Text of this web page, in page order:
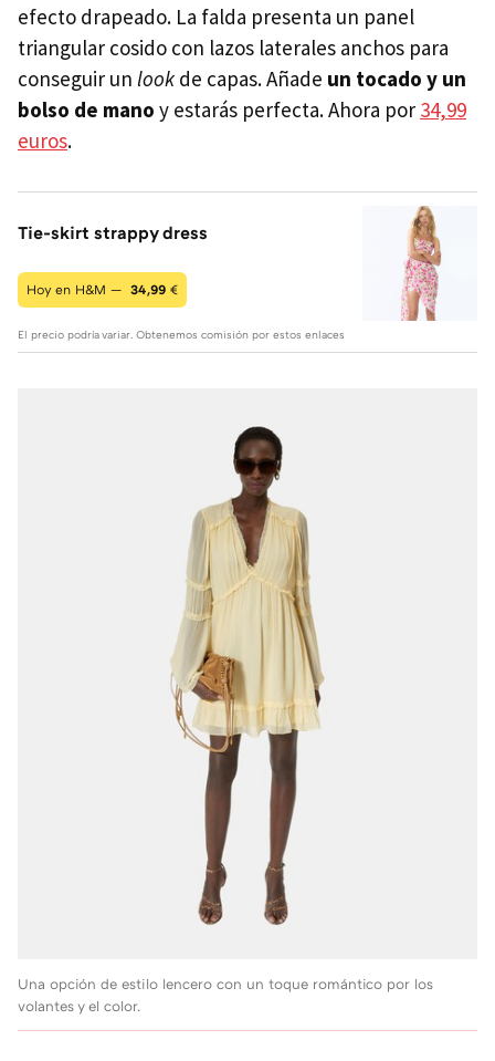
efecto drapeado. La falda presenta un panel
triangular cosido con lazos laterales anchos para
conseguir un look de capas. Añade un tocado y un
bolso de mano y estarás perfecta. Ahora por 34,99
euros.
Tie-skirt strappy dress
Hoy en H&M — 34,99 €
El precio podría variar. Obtenemos comisión por estos enlaces
Una opción de estilo lencero con un toque romántico por los
volantes y el color.